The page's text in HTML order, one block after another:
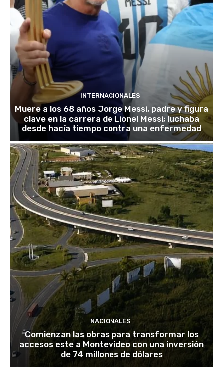
INTERNACIONALES
Muere a los 68 años Jorge Messi, padre y figura
clave en la carrera de Lionel Messi; luchaba
desde hacía tiempo contra una enfermedad
NACIONALES
Comienzan las obras para transformar los
accesos este a Montevideo con una inversión
de 74 millones de dólares